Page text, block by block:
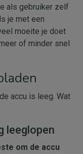
als gebruiker zelf
je met een
moeite je doet
of minder snel
accu is leeg. Wat
leeglopen
om de accu